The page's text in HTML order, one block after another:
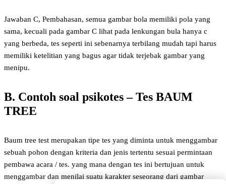
Jawaban C, Pembahasan, semua gambar bola memiliki pola yang
sama, kecuali pada gambar C lihat pada lenkungan bula hanya c
yang berbeda, tes seperti ini sebenarnya terbilang mudah tapi harus
memiliki ketelitian yang bagus agar tidak terjebak gambar yang
menipu.
B. Contoh soal psikotes – Tes BAUM
TREE
Baum tree test merupakan tipe tes yang diminta untuk menggambar
sebuah pohon dengan kriteria dan jenis tertentu sesuai permintaan
pembawa acara / tes. yang mana dengan tes ini bertujuan untuk
menggambar dan menilai suatu karakter seseorang dari gambar